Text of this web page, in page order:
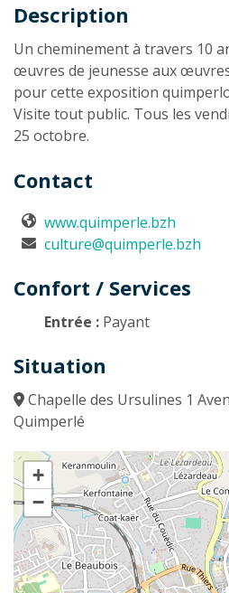
Description
Description
Un cheminement à travers 10
œuvres de jeunesse aux
pour cette exposition
Visite tout public. Tous les
25 octobre.
Contact
www.quimperle.bzh
culture@quimperle.bzh
Confort / Services
Entrée : Payant
Situation
Chapelle des Ursulines 1
Quimperlé
+
−